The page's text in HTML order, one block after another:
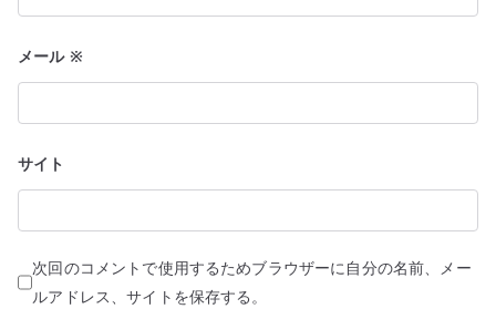
メール ※
サイト
次回のコメントで使用するためブラウザーに自分の名前、メー
ルアドレス、サイトを保存する。